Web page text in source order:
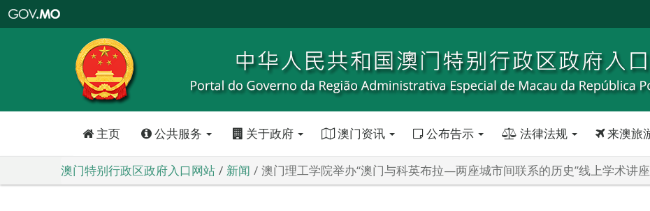
特
政
区
政
口
主页 公共服务 关于政府 澳门资讯 公布告示 法律法规 来澳旅
澳门特别行政区政府入口网站 新闻 澳门理工学院举办“澳门与科英布拉—两座城市间联系的历史”线上学术讲